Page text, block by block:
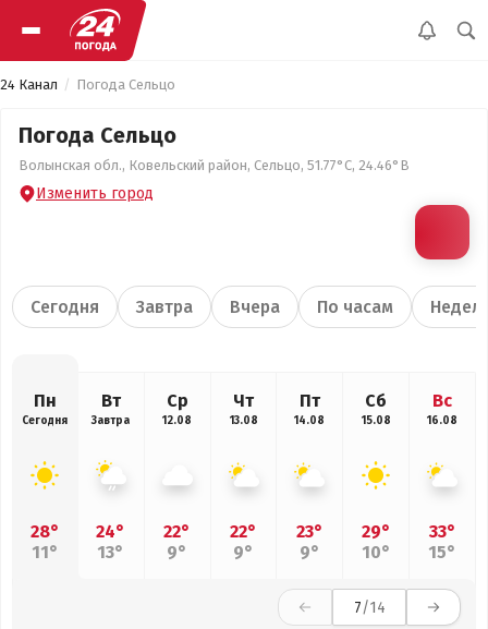
24 Канал Погода Сельцо
Погода Сельцо
Волынская обл., Ковельский район, Сельцо, 51.77°С, 24.46°В
Изменить город
Сегодня Завтра Вчера По часам
Пн
Сегодня
28°
11°
Вт
Завтра
24°
13°
Ср
12.08
22°
9°
Чт
13.08
22°
9°
Пт
14.08
23°
9°
Сб
15.08
29°
10°
Вс
16.08
33°
15°
7/14